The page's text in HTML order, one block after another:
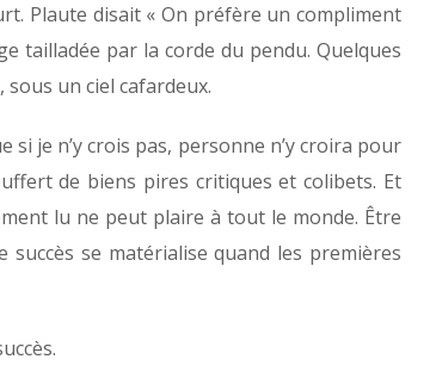
Plaute disait « On préfère un compliment
tailladée par la corde du pendu. Quelques
un ciel cafardeux.
je n’y crois pas, personne n’y croira pour
de biens pires critiques et colibets. Et
lu ne peut plaire à tout le monde. Être
se matérialise quand les premières